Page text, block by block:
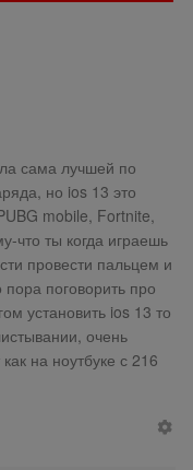
сама лучшей по
но ios 13 это
mobile, Fortnite,
что ты когда играешь
провести пальцем и
поговорить про
установить ios 13 то
очень
на ноутбуке с 216